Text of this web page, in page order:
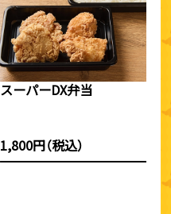
スーパーDX弁当
1,800円（税込）